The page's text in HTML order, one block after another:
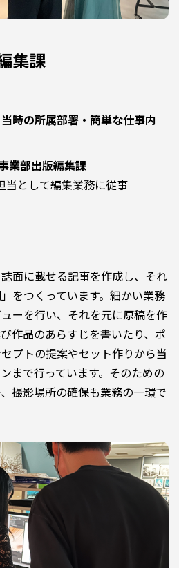
集課
時の所属部署・簡単な仕事内
業部出版編集課
当として編集業務に従事
面に載せる記事を作成し、それ
をつくっています。細かい業務
ーを行い、それを元に原稿を作
作品のあらすじを書いたり、ポ
プトの提案やセット作りから当
まで行っています。そのための
撮影場所の確保も業務の一環で